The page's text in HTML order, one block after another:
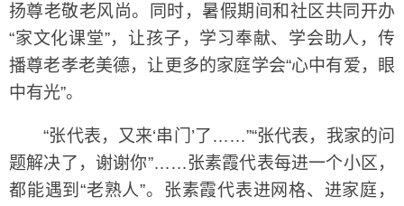
扬尊老敬老风尚。同时，暑假期间和社区共同开办
“家文化课堂”，让孩子，学习奉献、学会助人，传
播尊老孝老美德，让更多的家庭学会“心中有爱，眼
中有光”。
“张代表，又来‘串门’了……”“张代表，我家的问
题解决了，谢谢你”……张素霞代表每进一个小区，
都能遇到“老熟人”。张素霞代表进网格、进家庭，